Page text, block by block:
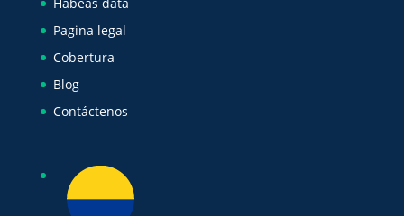
Pagina legal
Cobertura
Blog
Contáctenos